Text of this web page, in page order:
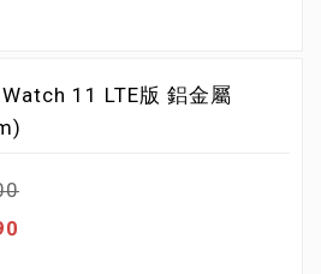
11 LTE版 鋁金屬